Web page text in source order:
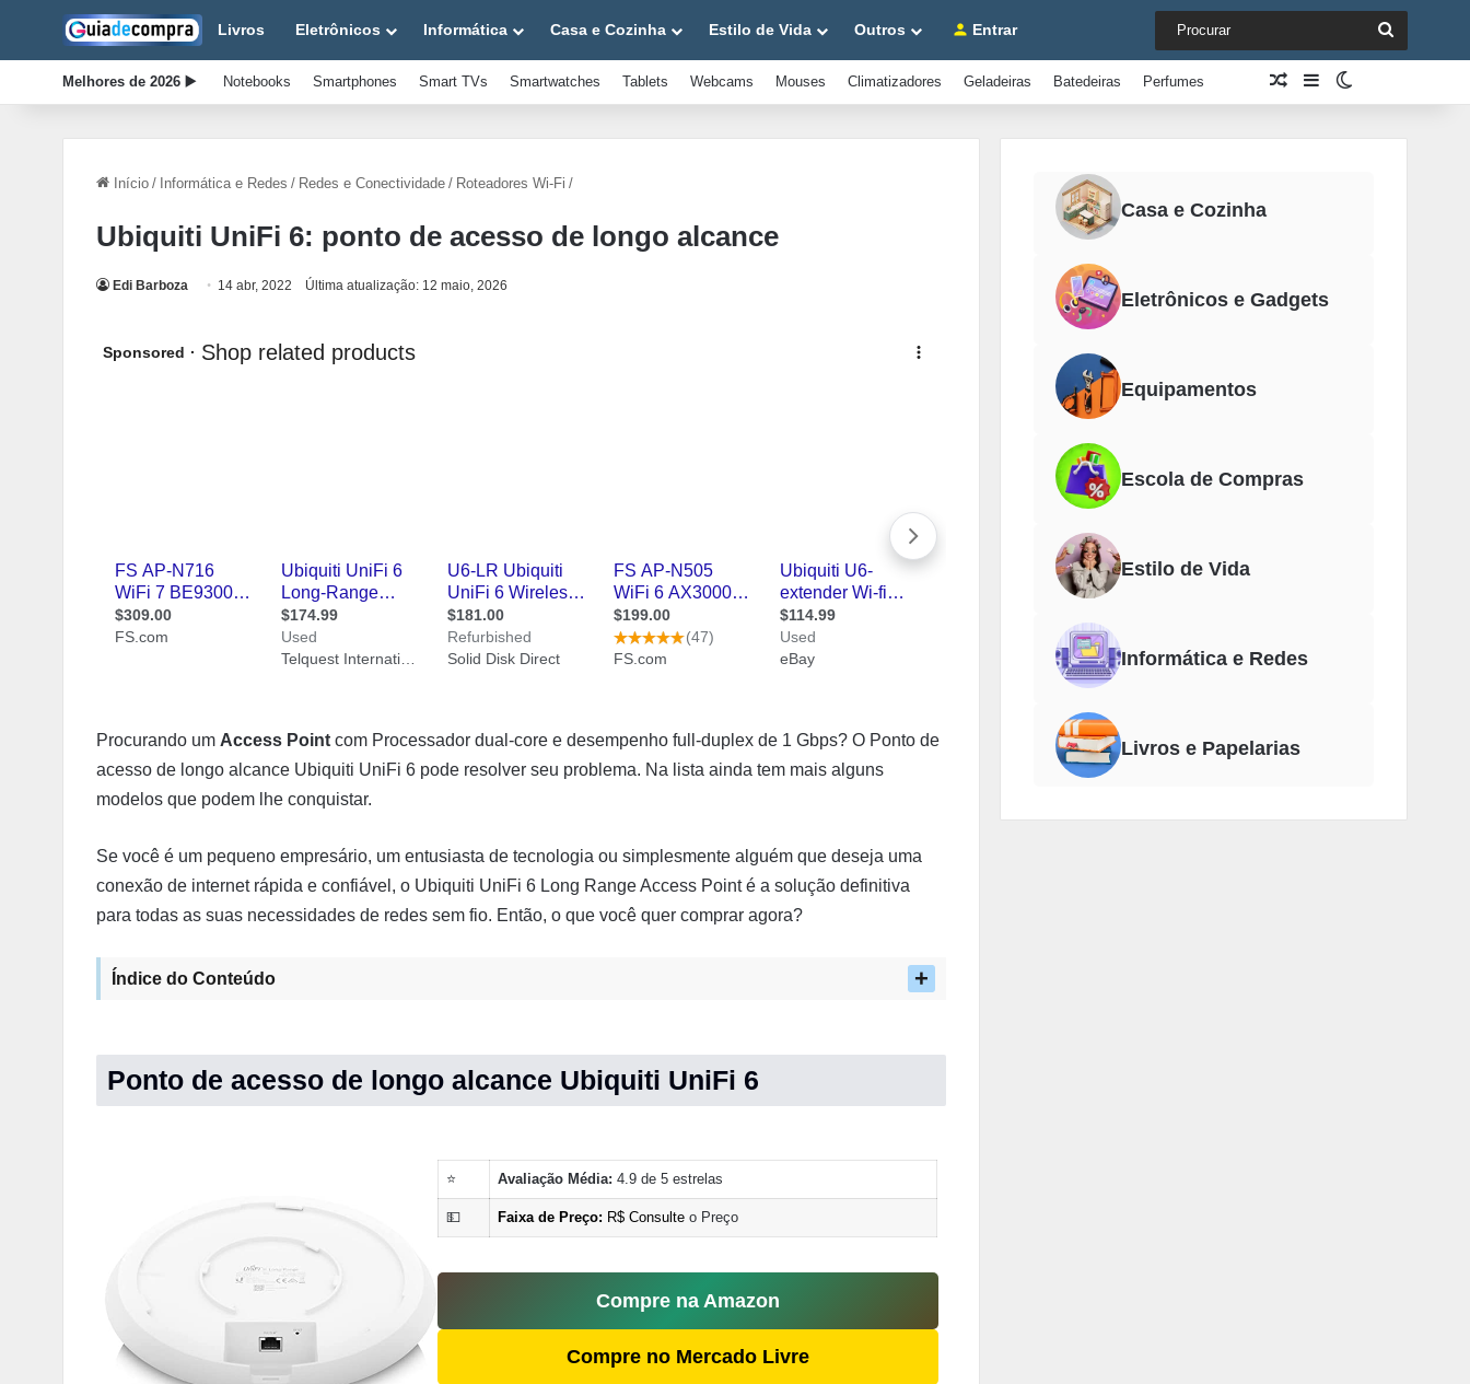
Livros Eletrônicos Informática Casa e Cozinha Estilo de Vida Outros Entrar
Melhores de 2026 ▶️ Notebooks Smartphones Smart TVs Smartwatches Tablets Webcams Mouses Climatizadores Geladeiras Batedeiras Perfumes Artigo aleatório
Barra Lateral
Início / Informática e Redes / Redes e Conectividade / Roteadores Wi-Fi /
Ubiquiti UniFi 6: ponto de acesso de longo alcance
Edi Barboza 14 abr, 2022 Última atualização: 12 maio, 2026
Procurando um Access Point com Processador dual-core e desempenho full-duplex de 1 Gbps? O Ponto de
acesso de longo alcance Ubiquiti UniFi 6 pode resolver seu problema. Na lista ainda tem mais alguns
modelos que podem lhe conquistar.
Se você é um pequeno empresário, um entusiasta de tecnologia ou simplesmente alguém que deseja uma
conexão de internet rápida e confiável, o Ubiquiti UniFi 6 Long Range Access Point é a solução definitiva
para todas as suas necessidades de redes sem fio. Então, o que você quer comprar agora?
Índice do Conteúdo
Ponto de acesso de longo alcance Ubiquiti UniFi 6
⭐ Avaliação Média: 4.9 de 5 estrelas
💵 Faixa de Preço: R$ Consulteo Preço
Compre na Amazon
Compre no Mercado Livre
Casa e Cozinha
Eletrônicos e Gadgets
Equipamentos
Escola de Compras
Estilo de Vida
Informática e Redes
Livros e Papelarias